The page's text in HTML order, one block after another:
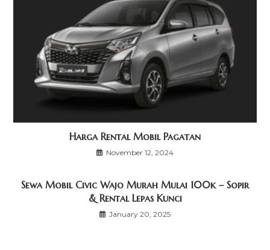
Harga Rental Mobil Pagatan
November 12, 2024
Sewa Mobil Civic Wajo Murah Mulai 100k – Sopir
& Rental Lepas Kunci
January 20, 2025